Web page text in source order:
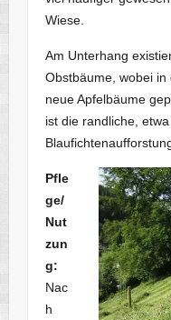
Wiese.
Am Unterhang
Obstbäume, wobei
neue Apfelbäume
ist die randliche,
Pfle
ge/
Nut
zun
g:
Nac
h